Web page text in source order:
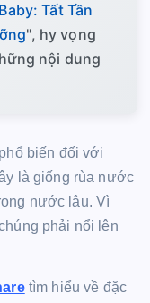
Tất Tần
", hy vọng
nội dung
biến đối với
là giống rùa nước
nước lâu. Vì
phải nổi lên
tìm hiểu về đặc